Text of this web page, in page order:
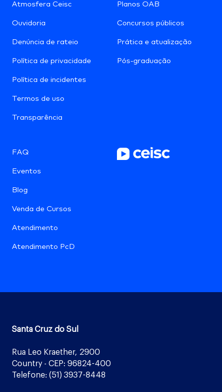
Atmosfera Ceisc
Ouvidoria
Denúncia de rateio
Política de privacidade
Política de incidentes
Termos de uso
Transparência
Planos OAB
Concursos públicos
Prática e atualização
Pós-graduação
FAQ
Eventos
Blog
Venda de Cursos
Atendimento
Atendimento PcD
Santa Cruz do Sul
Rua Leo Kraether, 2900
Country - CEP: 96824-400
Telefone: (51) 3937-8448